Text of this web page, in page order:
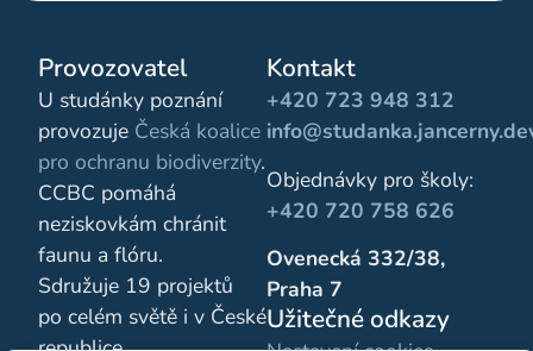
Provozovatel
U studánky poznání
provozuje Česká koalice
pro ochranu biodiverzity.
CCBC pomáhá
neziskovkám chránit
faunu a flóru.
Sdružuje 19 projektů
po celém světě i v České
Kontakt
+420 723 948 312
Objednávky pro školy:
+420 720 758 626
Ovenecká 332/38,
Praha 7
Užitečné odkazy